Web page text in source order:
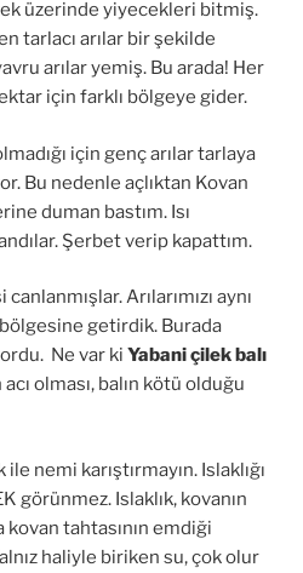
üzerinde yiyecekleri bitmiş.
tarlacı arılar bir şekilde
arılar yemiş. Bu arada! Her
için farklı bölgeye gider.
için genç arılar tarlaya
Bu nedenle açlıktan Kovan
duman bastım. Isı
Şerbet verip kapattım.
Arılarımızı aynı
getirdik. Burada
Ne var ki Yabani çilek balı
olması, balın kötü olduğu
ile nemi karıştırmayın. Islaklığı
görünmez. Islaklık, kovanın
tahtasının emdiği
haliyle biriken su, çok olur